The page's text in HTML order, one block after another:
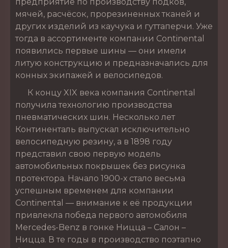
мячей, расчёсок, прорезиненных тканей и
других изделий из каучука и гуттаперчи. Уже
тогда в ассортименте компании Continental
появились первые шины — они имели
литую конструкцию и предназначались для
конных экипажей и велосипедов.
К концу XIX века компания Continental
получила технологию производства
пневматических шин. Несколько лет
Континенталь выпускал исключительно
велосипедную резину, а в 1898 году
представил свою первую модель
автомобильных покрышек без рисунка
протектора. Начало 1900-х стало весьма
успешным временем для компании
Continental — внимание к её продукции
привлекла победа первого автомобиля
Mercedes-Benz в гонке Ницца – Салон –
Ницца. В те годы в производство поэтапно